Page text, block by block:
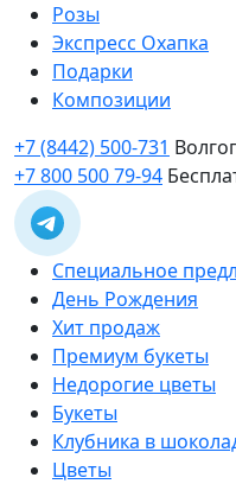
Розы
Экспресс Охапка
Подарки
Композиции
+7 (8442) 500-731
+7 800 500 79-94
Специальное
День Рождения
Хит продаж
Премиум букеты
Недорогие цветы
Букеты
Клубника в
Цветы